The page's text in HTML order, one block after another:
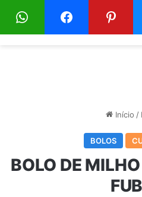
Menu
Início /
BOLOS
BOLO DE